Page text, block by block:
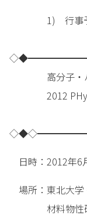
1) 行事
高分子・ハイ
2012 PHyM
日時：2012年6
場所：東北大学
材料物性研